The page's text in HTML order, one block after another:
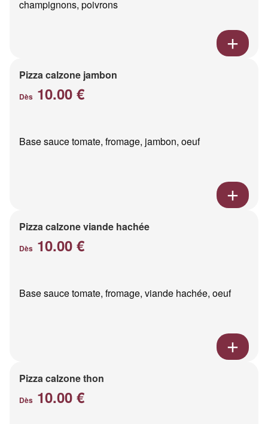
champignons, poivrons
Pizza calzone jambon
Dès 10.00 €
Base sauce tomate, fromage, jambon, oeuf
Pizza calzone viande hachée
Dès 10.00 €
Base sauce tomate, fromage, viande hachée, oeuf
Pizza calzone thon
Dès 10.00 €